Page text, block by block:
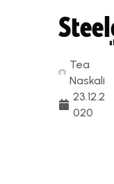
Tea
Naskali
23.12.2
020